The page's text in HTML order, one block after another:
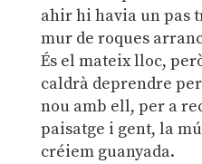
ahir hi havia un pas
mur de roques
És el mateix lloc,
caldrà deprendre
nou amb ell, per a
paisatge i gent, la
créiem guanyada.